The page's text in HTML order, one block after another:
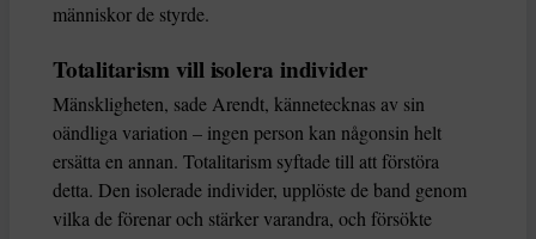
människor de styrde.
Totalitarism vill isolera individer
Mänskligheten, sade Arendt, kännetecknas av sin
oändliga variation – ingen person kan någonsin helt
ersätta en annan. Totalitarism syftade till att förstöra
detta. Den isolerade individer, upplöste de band genom
vilka de förenar och stärker varandra, och försökte